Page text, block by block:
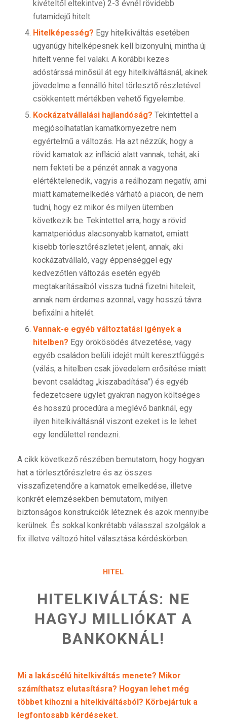
kivételtől eltekintve) 2-3 évnél rövidebb
futamidejű hitelt.
Hitelképesség? Egy hitelkiváltás esetében
ugyanúgy hitelképesnek kell bizonyulni, mintha új
hitelt venne fel valaki. A korábbi kezes
adóstárssá minősül át egy hitelkiváltásnál, akinek
jövedelme a fennálló hitel törlesztő részletével
csökkentett mértékben vehető figyelembe.
Kockázatvállalási hajlandóság? Tekintettel a
megjósolhatatlan kamatkörnyezetre nem
egyértelmű a változás. Ha azt nézzük, hogy a
rövid kamatok az infláció alatt vannak, tehát, aki
nem fekteti be a pénzét annak a vagyona
elértéktelenedik, vagyis a reálhozam negatív, ami
miatt kamatemelkedés várható a piacon, de nem
tudni, hogy ez mikor és milyen ütemben
következik be. Tekintettel arra, hogy a rövid
kamatperiódus alacsonyabb kamatot, emiatt
kisebb törlesztőrészletet jelent, annak, aki
kockázatvállaló, vagy éppenséggel egy
kedvezőtlen változás esetén egyéb
megtakarításaiból vissza tudná fizetni hiteleit,
annak nem érdemes azonnal, vagy hosszú távra
befixálni a hitelét.
Vannak-e egyéb változtatási igények a
hitelben? Egy örökösödés átvezetése, vagy
egyéb családon belüli idejét múlt keresztfüggés
(válás, a hitelben csak jövedelem erősítése miatt
bevont családtag „kiszabadítása”) és egyéb
fedezetcsere ügylet gyakran nagyon költséges
és hosszú procedúra a meglévő banknál, egy
ilyen hitelkiváltásnál viszont ezeket is le lehet
egy lendülettel rendezni.
A cikk következő részében bemutatom, hogy hogyan
hat a törlesztőrészletre és az összes
visszafizetendőre a kamatok emelkedése, illetve
konkrét elemzésekben bemutatom, milyen
biztonságos konstrukciók léteznek és azok mennyibe
kerülnek. És sokkal konkrétabb válasszal szolgálok a
fix illetve változó hitel választása kérdéskörben.
HITEL
HITELKIVÁLTÁS: NE
HAGYJ MILLIÓKAT A
BANKOKNÁL!
Mi a lakáscélú hitelkiváltás menete? Mikor
számíthatsz elutasításra? Hogyan lehet még
többet kihozni a hitelkiváltásból? Körbejártuk a
legfontosabb kérdéseket.